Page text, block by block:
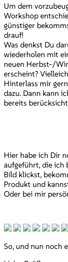
Um dem
Workshop
günstiger
drauf!
Was denkst Du
wiederholen mit
neuen Herbst-/
erscheint?
Hinterlass mir
dazu. Dann kann
bereits
Hier habe ich Dir
aufgeführt, die ich
Bild klickst,
Produkt und
Oder bei mir
So, und nun noch